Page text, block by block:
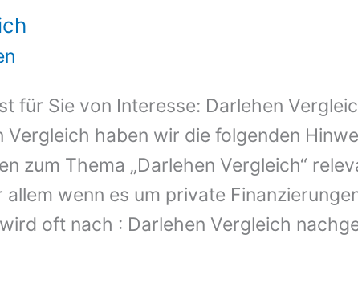
für Sie von Interesse: Darlehen
Vergleich haben wir die folgenden
zum Thema „Darlehen Vergleich“
allem wenn es um private
oft nach : Darlehen Vergleich